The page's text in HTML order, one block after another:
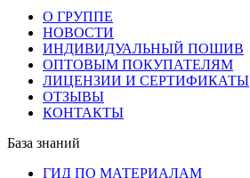
О ГРУППЕ
НОВОСТИ
ИНДИВИДУАЛЬНЫЙ ПОШИВ
ОПТОВЫМ ПОКУПАТЕЛЯМ
ЛИЦЕНЗИИ И СЕРТИФИКАТЫ
ОТЗЫВЫ
КОНТАКТЫ
База знаний
ГИД ПО МАТЕРИАЛАМ